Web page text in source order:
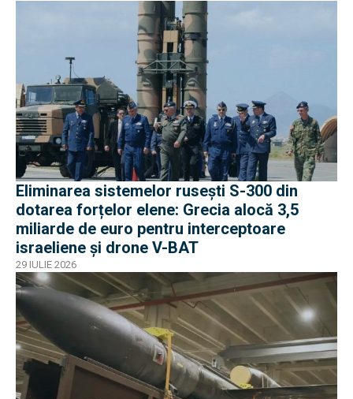
Eliminarea sistemelor rusești S-300 din
dotarea forțelor elene: Grecia alocă 3,5
miliarde de euro pentru interceptoare
israeliene și drone V-BAT
29 IULIE 2026